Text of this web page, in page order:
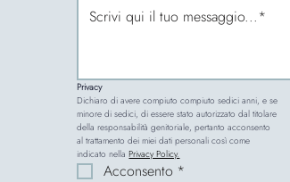
Privacy
Dichiaro di avere compiuto compiuto sedici anni, e se
minore di sedici, di essere stato autorizzato dal titolare
della responsabilità genitoriale, pertanto acconsento
al trattamento dei miei dati personali così come
indicato nella Privacy Policy.
Acconsento *